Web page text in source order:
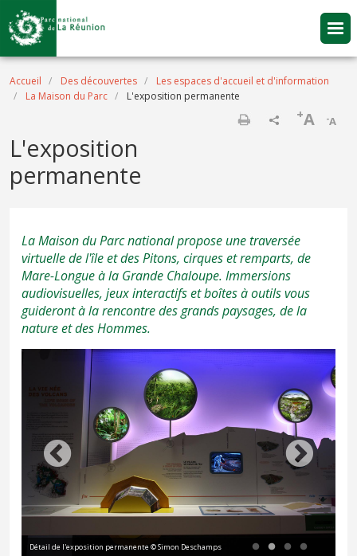
Aller au contenu principal
Fil d'Ariane
Accueil Des découvertes
Les espaces d'accueil et d'information
La Maison du Parc
L'exposition permanente
-A
+A
L'exposition
permanente
La Maison du Parc national propose une traversée
virtuelle de l'île et des Pitons, cirques et remparts, de
Mare-Longue à la Grande Chaloupe. Immersions
audiovisuelles, jeux interactifs et boîtes à outils vous
guideront à la rencontre des grands paysages, de la
nature et des Hommes.
Détail de l'exposition permanente © Simon Deschamps